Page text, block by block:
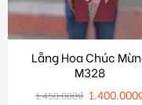
Lẵng Hoa Chúc
M328
1.450.000₫ 1.400.000